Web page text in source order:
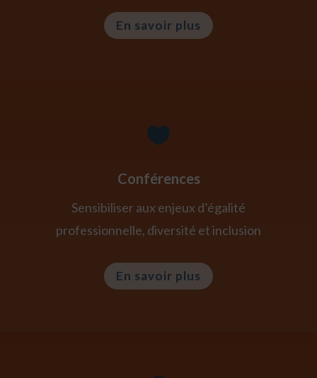
En savoir plus

Conférences
Sensibiliser aux enjeux d’égalité
professionnelle, diversité et inclusion
En savoir plus